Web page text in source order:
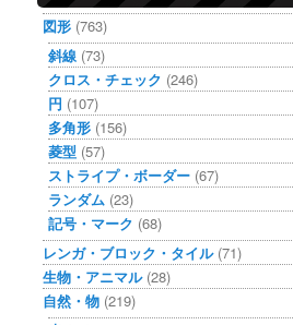
図形 (763)
斜線 (73)
クロス・チェック (246)
円 (107)
多角形 (156)
菱型 (57)
ストライプ・ボーダー (67)
ランダム (23)
記号・マーク (68)
レンガ・ブロック・タイル(71)
生物・アニマル(28)
自然・物 (219)